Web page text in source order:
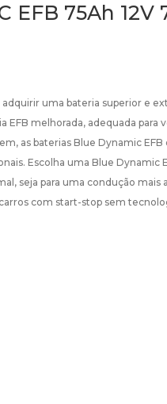
EFB 75Ah 12V
uma bateria superior e
EFB melhorada, adequada para
as baterias Blue Dynamic
Escolha uma Blue Dynamic
seja para uma condução mais
com start-stop sem